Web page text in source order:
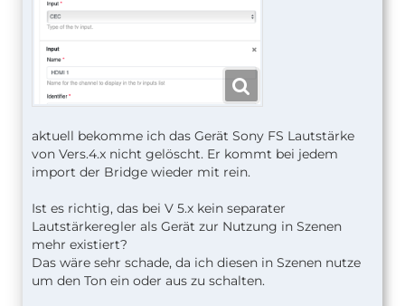
aktuell bekomme ich das Gerät Sony FS Lautstärke
von Vers.4.x nicht gelöscht. Er kommt bei jedem
import der Bridge wieder mit rein.
Ist es richtig, das bei V 5.x kein separater
Lautstärkeregler als Gerät zur Nutzung in Szenen
mehr existiert?
Das wäre sehr schade, da ich diesen in Szenen nutze
um den Ton ein oder aus zu schalten.